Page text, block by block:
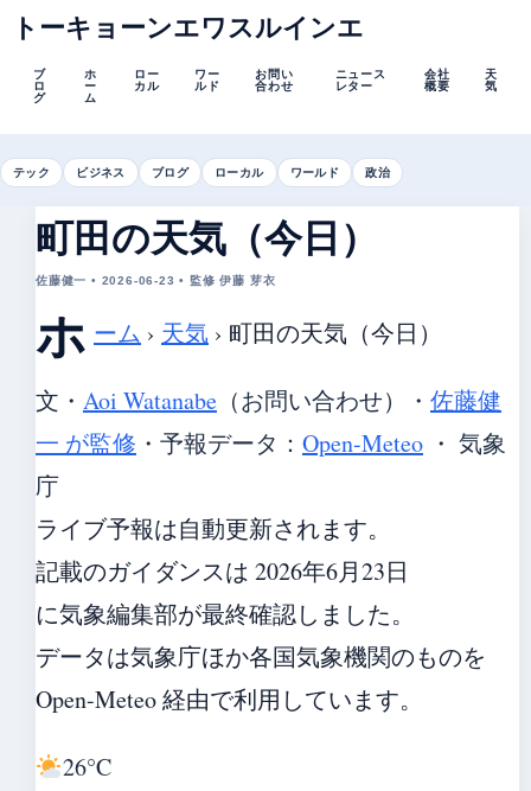
トーキョーンエワスルインエ
ブ
ロ
グ
ホ
ー
ム
ロー
カル
ワー
ルド
お問い
合わせ
ニュース
レター
会社
概要
天
気
テック ビジネス ブログ ローカル ワールド 政治
町田の天気（今日）
佐藤健一 • 2026-06-23 • 監修 伊藤 芽衣
ホ ーム › 天気 › 町田の天気（今日）
文・ Aoi Watanabe （お問い合わせ） ・ 佐藤健
一 が監修 ・ 予報データ： Open-Meteo ・ 気象
庁
ライブ予報は自動更新されます。
記載のガイダンスは 2026年6月23日
に気象編集部が最終確認しました。
データは気象庁ほか各国気象機関のものを
Open-Meteo 経由で利用しています。
26°C